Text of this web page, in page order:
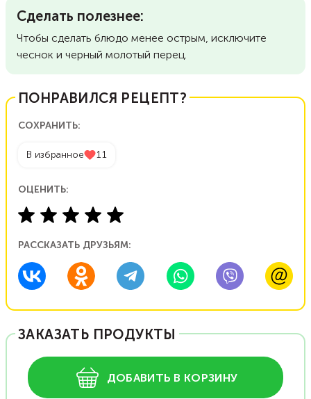
Сделать полезнее:
Чтобы сделать блюдо менее острым, исключите
чеснок и черный молотый перец.
ПОНРАВИЛСЯ РЕЦЕПТ?
СОХРАНИТЬ:
В избранное 11
ОЦЕНИТЬ:
РАССКАЗАТЬ ДРУЗЬЯМ:
ЗАКАЗАТЬ ПРОДУКТЫ
ДОБАВИТЬ В КОРЗИНУ